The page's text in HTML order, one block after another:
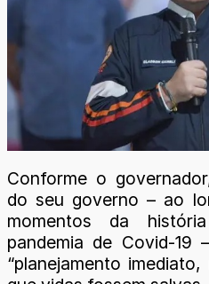
Conforme o
do seu governo – ao
momentos da
pandemia de Covid-19
“planejamento